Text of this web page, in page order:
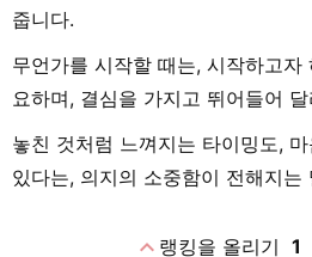
줍니다.
무언가를 시작할 때는, 시작하고
요하며, 결심을 가지고 뛰어들어
놓친 것처럼 느껴지는 타이밍도,
있다는, 의지의 소중함이 전해지는
expand_less랭킹을 올리기 1